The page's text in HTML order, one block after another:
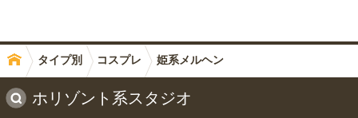
タイプ別 コスプレ 姫系メルヘン
ホリゾント系スタジオ